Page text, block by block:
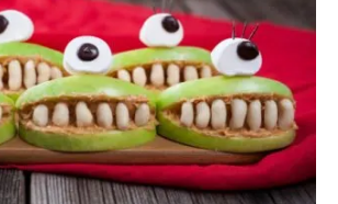
Południe
Północ
Wszystkie
Wybieram